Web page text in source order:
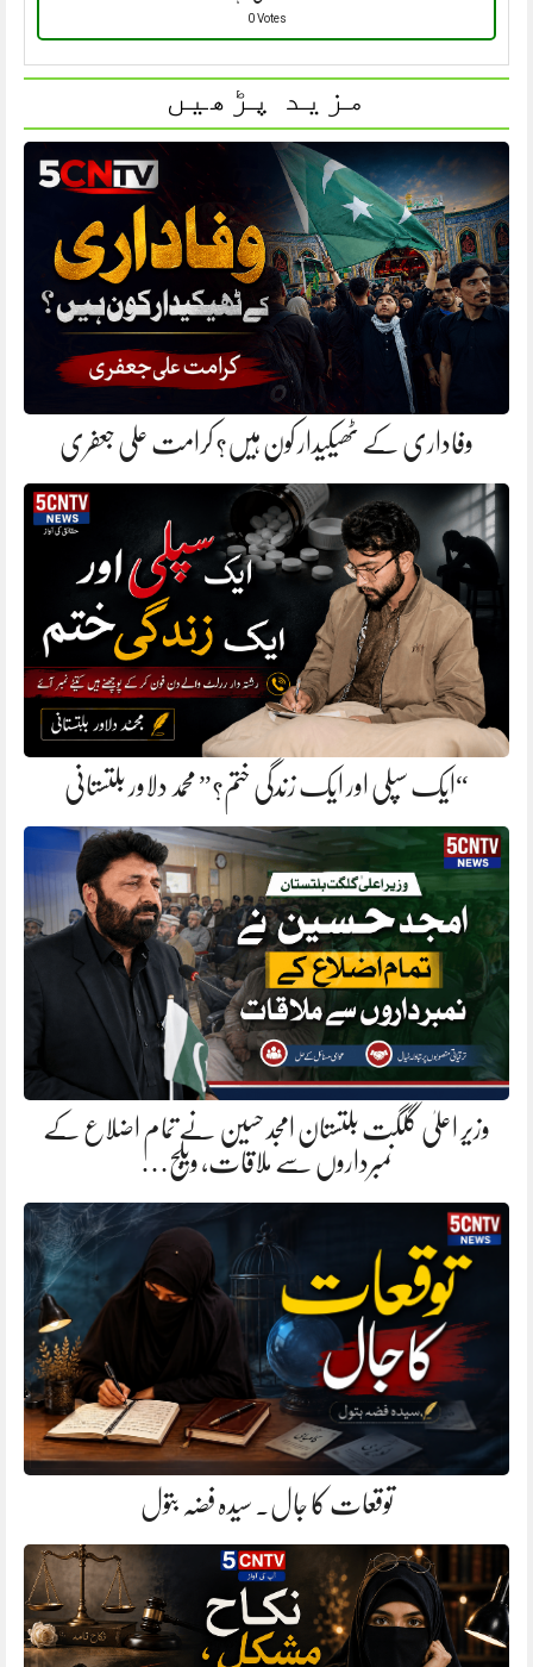
0 Votes
مزید پڑھیں
وفاداری کے ٹھیکیدار کون ہیں؟ کرامت علی جعفری
“ایک سپلی اور ایک زندگی ختم؟” محمد دلاور بلتستانی
وزیر اعلیٰ گلگت بلتستان امجد حسین نے تمام اضلاع کے
نمبرداروں سے ملاقات، ویلج…
توقعات کا جال. سیدہ فضہ بتول